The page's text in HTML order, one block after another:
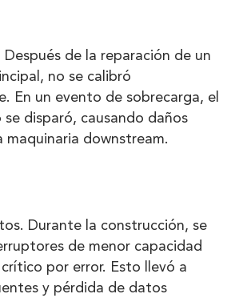
Después de la reparación de un
no se calibró
En un evento de sobrecarga, el
disparó, causando daños
maquinaria downstream.
Durante la construcción, se
de menor capacidad
por error. Esto llevó a
y pérdida de datos